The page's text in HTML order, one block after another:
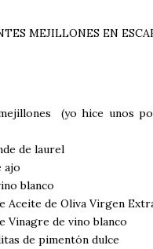
MEJILLONES EN
(yo hice unos
de laurel
ajo
blanco
Aceite de Oliva Virgen
Vinagre de vino blanco
de pimentón dulce